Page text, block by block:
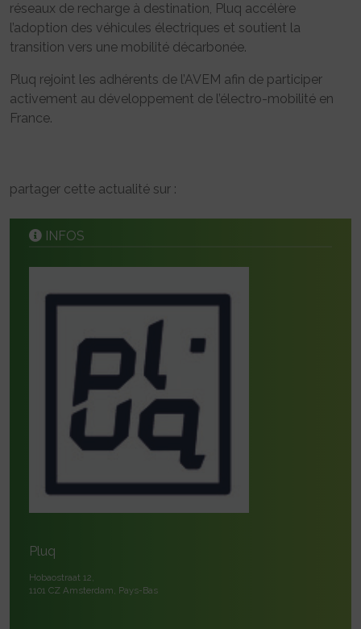
réseaux de recharge à destination, Pluq accélère
l’adoption des véhicules électriques et soutient la
transition vers une mobilité décarbonée.
Pluq rejoint les adhérents de l’AVEM afin de participer
activement au développement de l’électro-mobilité en
France.
partager cette actualité sur :
INFOS
Pluq
Hobaostraat 12,
1101 CZ Amsterdam, Pays-Bas